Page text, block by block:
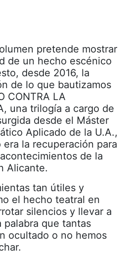
pretende mostrar
de un hecho escénico
desde 2016, la
de lo que bautizamos
CONTRA LA
una trilogía a cargo de
desde el Máster
Aplicado de la U.A.,
la recuperación para
de la
Alicante.
tan útiles y
el hecho teatral en
silencios y llevar a
palabra que tantas
ocultado o no hemos